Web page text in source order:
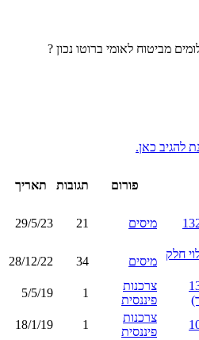
להגיב כאן.
פורום תגובות תאריך
מיסים 21
29/5/23
חלק
מיסים 34
28/12/22
טופס 135
צרכנות
פיננסית
1
5/5/19
צרכנות
פיננסית
1
18/1/19